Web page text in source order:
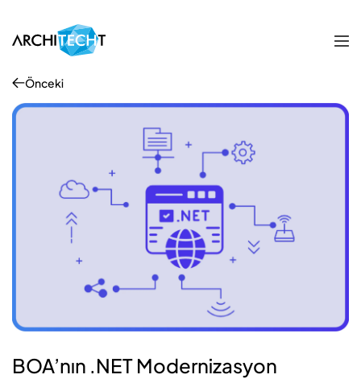
Önceki
BOA’nın .NET Modernizasyon